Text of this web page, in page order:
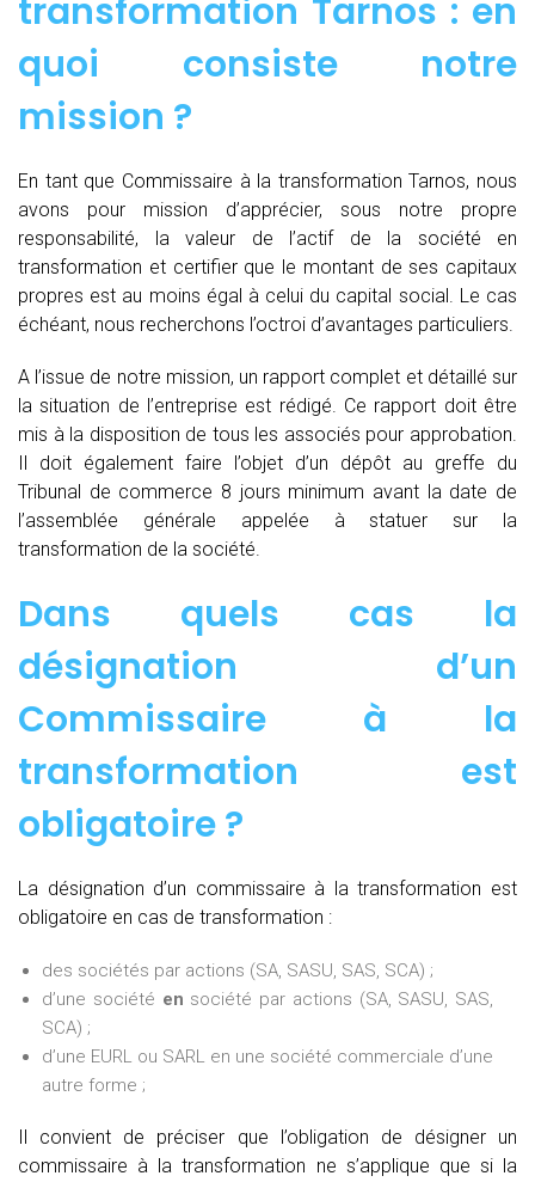
transformation Tarnos : en
quoi consiste notre
mission ?
En tant que Commissaire à la transformation Tarnos, nous
avons pour mission d’apprécier, sous notre propre
responsabilité, la valeur de l’actif de la société en
transformation et certifier que le montant de ses capitaux
propres est au moins égal à celui du capital social. Le cas
échéant, nous recherchons l’octroi d’avantages particuliers.
A l’issue de notre mission, un rapport complet et détaillé sur
la situation de l’entreprise est rédigé. Ce rapport doit être
mis à la disposition de tous les associés pour approbation.
Il doit également faire l’objet d’un dépôt au greffe du
Tribunal de commerce 8 jours minimum avant la date de
l’assemblée générale appelée à statuer sur la
transformation de la société.
Dans quels cas la
désignation d’un
Commissaire à la
transformation est
obligatoire ?
La désignation d’un commissaire à la transformation est
obligatoire en cas de transformation :
des sociétés par actions (SA, SASU, SAS, SCA) ;
d’une société en société par actions (SA, SASU, SAS,
SCA) ;
d’une EURL ou SARL en une société commerciale d’une
autre forme ;
Il convient de préciser que l’obligation de désigner un
commissaire à la transformation ne s’applique que si la